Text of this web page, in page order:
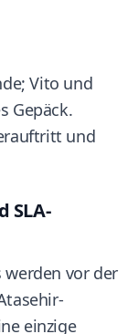
Vito und
Gepäck.
und
SLA-
vor der
einzige